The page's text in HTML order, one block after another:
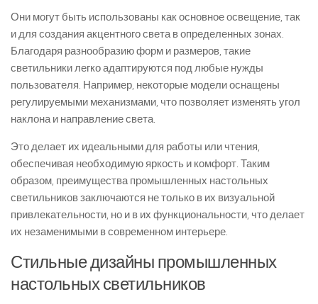
Они могут быть использованы как основное освещение, так
и для создания акцентного света в определенных зонах.
Благодаря разнообразию форм и размеров, такие
светильники легко адаптируются под любые нужды
пользователя. Например, некоторые модели оснащены
регулируемыми механизмами, что позволяет изменять угол
наклона и направление света.
Это делает их идеальными для работы или чтения,
обеспечивая необходимую яркость и комфорт. Таким
образом, преимущества промышленных настольных
светильников заключаются не только в их визуальной
привлекательности, но и в их функциональности, что делает
их незаменимыми в современном интерьере.
Стильные дизайны промышленных
настольных светильников